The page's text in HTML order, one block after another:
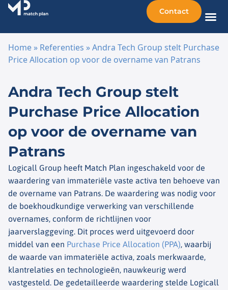
Contact
Home » Referenties »Andra Tech Group stelt Purchase
Price Allocation op voor de overname van Patrans
Andra Tech Group stelt
Purchase Price Allocation
op voor de overname van
Patrans
Logicall Group heeft Match Plan ingeschakeld voor de
waardering van immateriële vaste activa ten behoeve van
de overname van Patrans. De waardering was nodig voor
de boekhoudkundige verwerking van verschillende
overnames, conform de richtlijnen voor
jaarverslaggeving. Dit proces werd uitgevoerd door
middel van een Purchase Price Allocation (PPA), waarbij
de waarde van immateriële activa, zoals merkwaarde,
klantrelaties en technologieën, nauwkeurig werd
vastgesteld. De gedetailleerde waardering stelde Logicall